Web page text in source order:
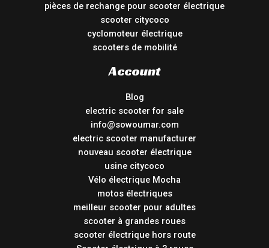
pièces de rechange pour scooter électrique
scooter citycoco
cyclomoteur électrique
scooters de mobilité
Account
Blog
electric scooter for sale
info@sowoumar.com
electric scooter manufacturer
nouveau scooter électrique
usine citycoco
Vélo électrique Mocha
motos électriques
meilleur scooter pour adultes
scooter à grandes roues
scooter électrique hors route